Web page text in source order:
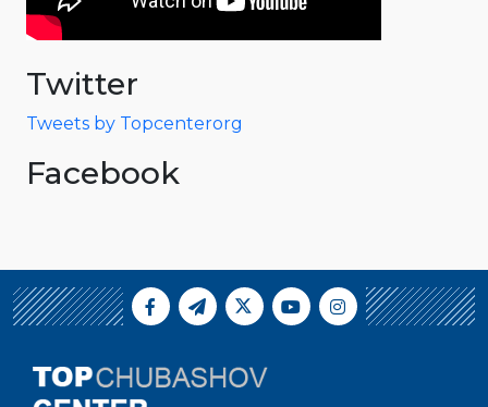
Twitter
Tweets by Topcenterorg
Facebook